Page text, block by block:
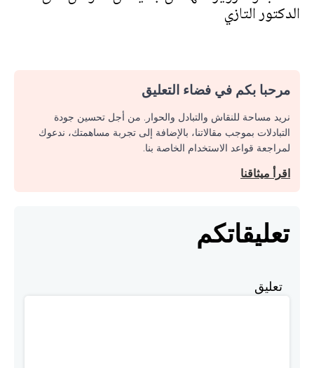
الدكتور التازي
مرحبا بكم في فضاء التعليق
نريد مساحة للنقاش والتبادل والحوار. من أجل تحسين جودة
التبادلات بموجب مقالاتنا، بالإضافة إلى تجربة مساهمتك، ندعوك
لمراجعة قواعد الاستخدام الخاصة بنا.
اقرأ ميثاقنا
تعليقاتكم
تعليق